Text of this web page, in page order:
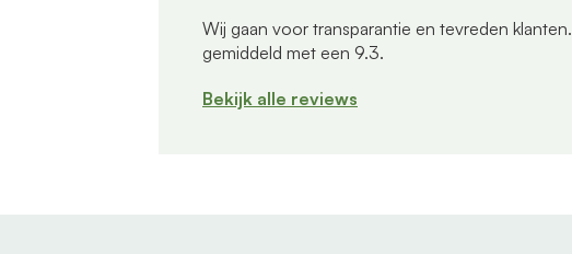
Wij gaan voor transparantie en tevreden klanten.
gemiddeld met een 9.3.
Bekijk alle reviews